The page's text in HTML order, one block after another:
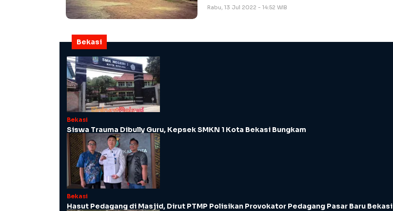
Rabu, 13 Jul 2022 - 14:52 WIB
Bekasi
Bekasi
Siswa Trauma Dibully Guru, Kepsek SMKN 1 Kota Bekasi Bungkam
Bekasi
Hasut Pedagang di Masjid, Dirut PTMP Polisikan Provokator Pedagang Pasar Baru Bekasi